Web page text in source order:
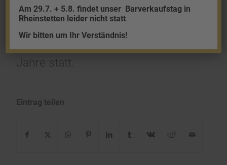
globalen Reservewährung werden,
denn eine solche Überprüfung
Jahre statt.
Eintrag teilen
Am 29.7. + 5.8. findet unser Barverkaufstag in
Rheinstetten leider nicht statt.
Wir bitten um Ihr Verständnis!